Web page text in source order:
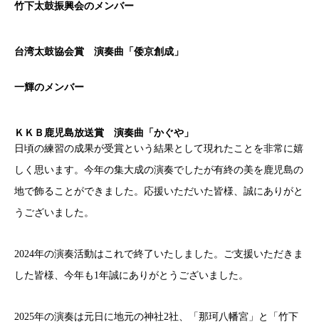
竹下太鼓振興会のメンバー
台湾太鼓協会賞 演奏曲「倭京創成」
一輝のメンバー
ＫＫＢ鹿児島放送賞 演奏曲「かぐや」
日頃の練習の成果が受賞という結果として現れたことを非常に嬉
しく思います。今年の集大成の演奏でしたが有終の美を鹿児島の
地で飾ることができました。応援いただいた皆様、誠にありがと
うございました。
2024年の演奏活動はこれで終了いたしました。ご支援いただきま
した皆様、今年も1年誠にありがとうございました。
2025年の演奏は元日に地元の神社2社、「那珂八幡宮」と「竹下